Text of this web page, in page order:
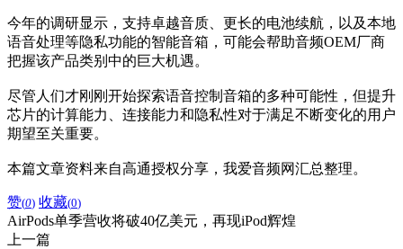
今年的调研显示，支持卓越音质、更长的电池续航，以及本地
语音处理等隐私功能的智能音箱，可能会帮助音频OEM厂商
把握该产品类别中的巨大机遇。
尽管人们才刚刚开始探索语音控制音箱的多种可能性，但提升
芯片的计算能力、连接能力和隐私性对于满足不断变化的用户
期望至关重要。
本篇文章资料来自高通授权分享，我爱音频网汇总整理。
赞(0) 收藏(0)
AirPods单季营收将破40亿美元，再现iPod辉煌
上一篇